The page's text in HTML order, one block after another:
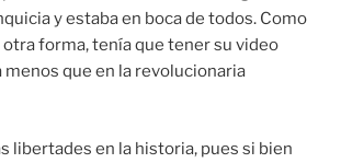
y estaba en boca de todos. Como
otra forma, tenía que tener su video
menos que en la revolucionaria
libertades en la historia, pues si bien